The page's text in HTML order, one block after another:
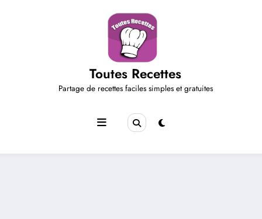
Toutes Recettes
Partage de recettes faciles simples et gratuites